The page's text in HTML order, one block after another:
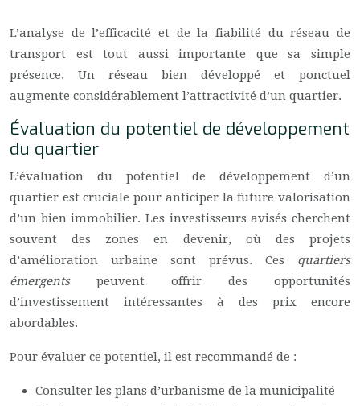
L’analyse de l’efficacité et de la fiabilité du réseau de
transport est tout aussi importante que sa simple
présence. Un réseau bien développé et ponctuel
augmente considérablement l’attractivité d’un quartier.
Évaluation du potentiel de développement
du quartier
L’évaluation du potentiel de développement d’un
quartier est cruciale pour anticiper la future valorisation
d’un bien immobilier. Les investisseurs avisés cherchent
souvent des zones en devenir, où des projets
d’amélioration urbaine sont prévus. Ces quartiers
émergents peuvent offrir des opportunités
d’investissement intéressantes à des prix encore
abordables.
Pour évaluer ce potentiel, il est recommandé de :
Consulter les plans d’urbanisme de la municipalité